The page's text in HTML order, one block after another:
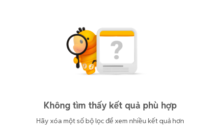
Không tìm thấy kết quả phù hợp
Hãy xóa một số bộ lọc để xem nhiều kết quả hơn